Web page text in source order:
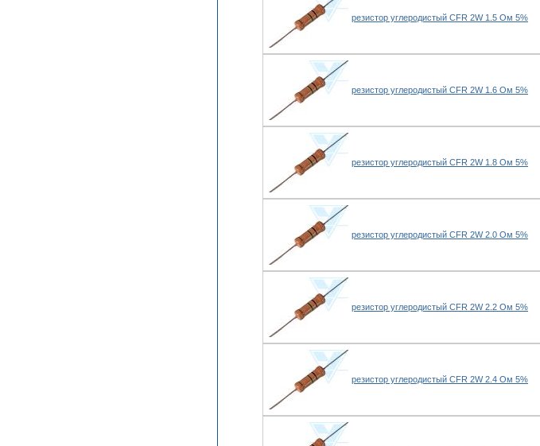
резистор углеродистый CFR 2W 1.5 Ом 5%
резистор углеродистый CFR 2W 1.6 Ом 5%
резистор углеродистый CFR 2W 1.8 Ом 5%
резистор углеродистый CFR 2W 2.0 Ом 5%
резистор углеродистый CFR 2W 2.2 Ом 5%
резистор углеродистый CFR 2W 2.4 Ом 5%